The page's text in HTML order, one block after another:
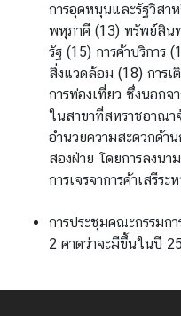
น
ห
ยุ
ด
ติ
ด
ต่
อ
ถ
เ
การอุดหนุนและรัฐวิสา
พหุภาคี (13) ทรัพย์สิน
รัฐ (15) การค้าบริการ
สิ่งแวดล้อม (18) การเ
การท่องเที่ยว ซึ่งนอกจ
ในสาขาที่สหราชอาณา
อำนวยความสะดวกด้า
สองฝ่าย โดยการลงน
การเจรจาการค้าเสรีร
การประชุมคณะกรรมก
2 คาดว่าจะมีขึ้นในปี